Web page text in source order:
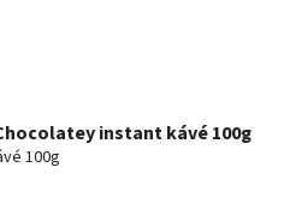
instant kávé 100g
100g